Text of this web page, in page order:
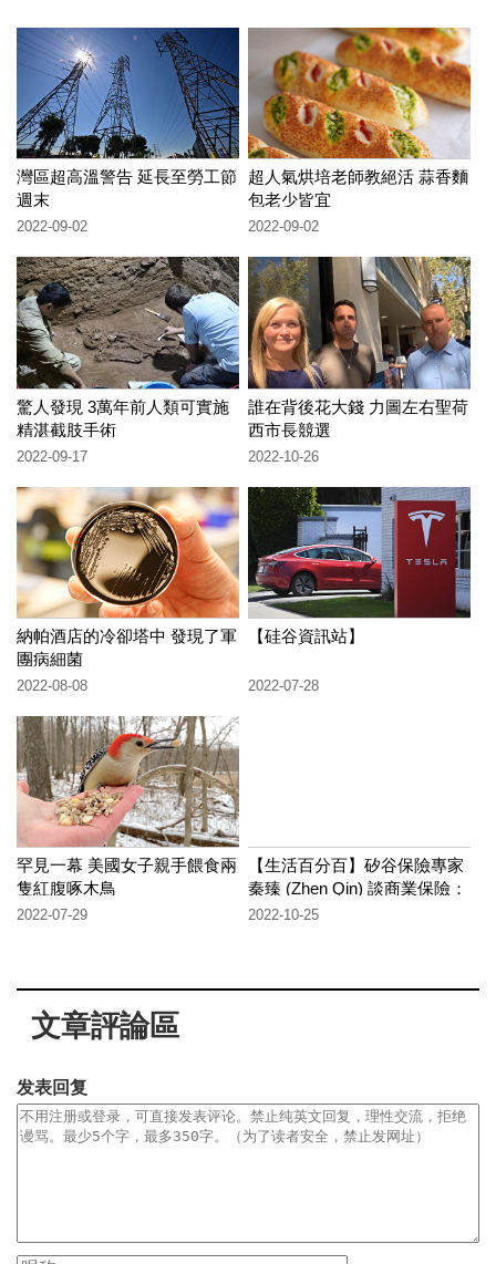
灣區超高溫警告 延長至勞工節
週末
2022-09-02
超人氣烘培老師教絕活 蒜香麵
包老少皆宜
2022-09-02
驚人發現 3萬年前人類可實施
精湛截肢手術
2022-09-17
誰在背後花大錢 力圖左右聖荷
西市長競選
2022-10-26
納帕酒店的冷卻塔中 發現了軍
團病細菌
2022-08-08
【硅谷資訊站】
2022-07-28
罕見一幕 美國女子親手餵食兩
隻紅腹啄木鳥
2022-07-29
【生活百分百】矽谷保險專家
秦臻 (Zhen Qin) 談商業保險：
如何通過商業保險保護您的公
2022-10-25
文章評論區
发表回复